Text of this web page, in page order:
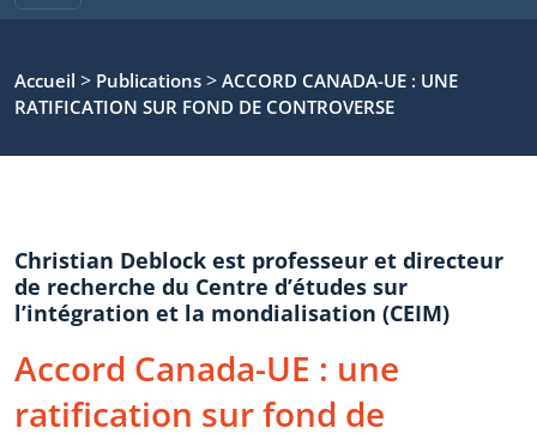
Accueil > Publications > ACCORD CANADA-UE : UNE
RATIFICATION SUR FOND DE CONTROVERSE
Christian Deblock est professeur et directeur
de recherche du Centre d’études sur
l’intégration et la mondialisation (CEIM)
Accord Canada-UE : une
ratification sur fond de